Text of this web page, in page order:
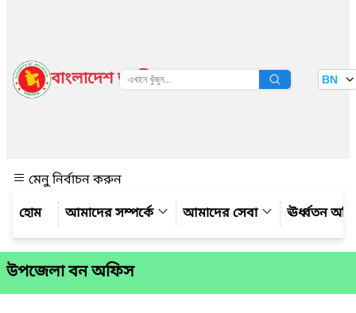
বাংলাদেশ জাতীয় তথ্য বাতায়ন BN
মেনু নির্বাচন করুন
আমাদের সম্পর্কে
আমাদের সেবা ঊর্ধ্বতন
উপজেলা বন অফিস